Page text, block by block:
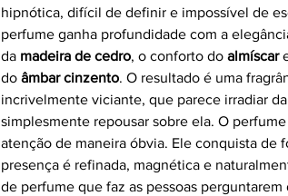
hipnótica, difícil de definir e impossível de
perfume ganha profundidade com a
da madeira de cedro, o conforto do almíscar
do âmbar cinzento. O resultado é uma
incrivelmente viciante, que parece irradiar
simplesmente repousar sobre ela. O
atenção de maneira óbvia. Ele conquista de
presença é refinada, magnética e
de perfume que faz as pessoas perguntarem